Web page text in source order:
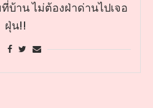
บ้าน ไม่ต้องฝ่าด่านไปเจอ
ฝุ่น!!